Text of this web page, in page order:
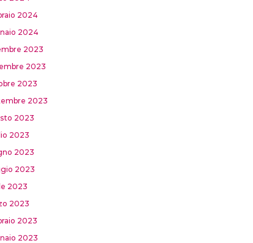
2024
2024
2023
2023
2023
2023
2023
2023
2023
2023
2023
2023
2023
2023